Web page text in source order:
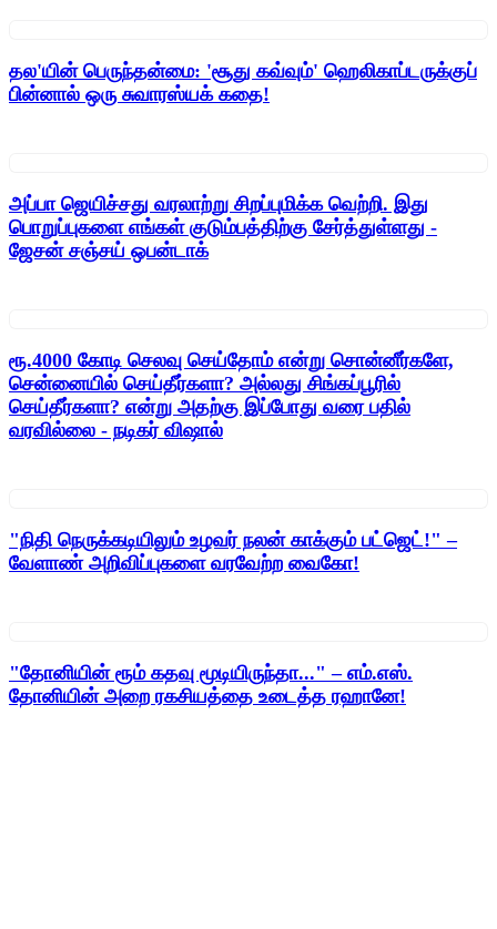
தல'யின் பெருந்தன்மை: 'சூது கவ்வும்' ஹெலிகாப்டருக்குப்
பின்னால் ஒரு சுவாரஸ்யக் கதை!
அப்பா ஜெயிச்சது வரலாற்று சிறப்புமிக்க வெற்றி. இது
பொறுப்புகளை எங்கள் குடும்பத்திற்கு சேர்த்துள்ளது -
ஜேசன் சஞ்சய் ஒபன்டாக்
ரூ.4000 கோடி செலவு செய்தோம் என்று சொன்னீர்களே,
சென்னையில் செய்தீர்களா? அல்லது சிங்கப்பூரில்
செய்தீர்களா? என்று அதற்கு இப்போது வரை பதில்
வரவில்லை - நடிகர் விஷால்
"நிதி நெருக்கடியிலும் உழவர் நலன் காக்கும் பட்ஜெட்!" –
வேளாண் அறிவிப்புகளை வரவேற்ற வைகோ!
"தோனியின் ரூம் கதவு மூடியிருந்தா..." – எம்.எஸ்.
தோனியின் அறை ரகசியத்தை உடைத்த ரஹானே!